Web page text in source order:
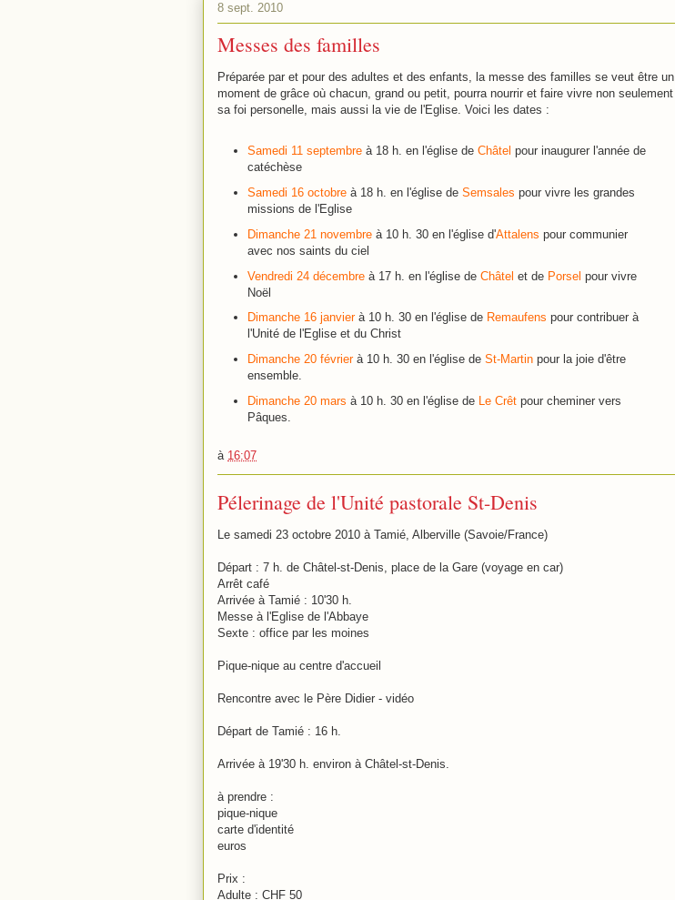
8 sept. 2010
Messes des familles
Préparée par et pour des adultes et des enfants, la messe des familles se veut être un
moment de grâce où chacun, grand ou petit, pourra nourrir et faire vivre non seulement
sa foi personelle, mais aussi la vie de l'Eglise. Voici les dates :
Samedi 11 septembreà 18 h. en l'église deChâtel pour inaugurer l'année de
catéchèse
Samedi 16 octobreà 18 h. en l'église de Semsales pour vivre les grandes
missions de l'Eglise
Dimanche 21 novembreà 10 h. 30 en l'église d'Attalens pour communier
avec nos saints du ciel
Vendredi 24 décembreà 17 h. en l'église de Châtel et de Porsel pour vivre
Noël
Dimanche 16 janvierà 10 h. 30 en l'église de Remaufens pour contribuer à
l'Unité de l'Eglise et du Christ
Dimanche 20 févrierà 10 h. 30 en l'église de St-Martinpour la joie d'être
ensemble.
Dimanche 20 mars à 10 h. 30 en l'église de Le Crêtpour cheminer vers
Pâques.
à 16:07
Pélerinage de l'Unité pastorale St-Denis
Le samedi 23 octobre 2010 à Tamié, Alberville (Savoie/France)
Départ : 7 h. de Châtel-st-Denis, place de la Gare (voyage en car)
Arrêt café
Arrivée à Tamié : 10'30 h.
Messe à l'Eglise de l'Abbaye
Sexte : office par les moines
Pique-nique au centre d'accueil
Rencontre avec le Père Didier - vidéo
Départ de Tamié : 16 h.
Arrivée à 19'30 h. environ à Châtel-st-Denis.
à prendre :
pique-nique
carte d'identité
euros
Prix :
Adulte : CHF 50